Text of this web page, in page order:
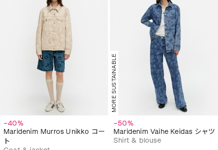
−40%
Maridenim Murros Unikko コー
ト
MORE SUSTAINABLE
−50%
Maridenim Vaihe Keidas シャツ
Shirt & blouse